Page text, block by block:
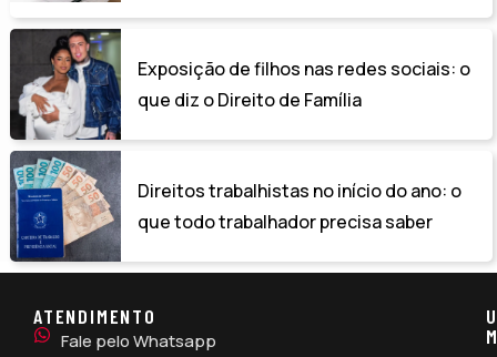
Exposição de filhos nas redes sociais: o
que diz o Direito de Família
Direitos trabalhistas no início do ano: o
que todo trabalhador precisa saber
ATENDIMENTO
Fale pelo Whatsapp